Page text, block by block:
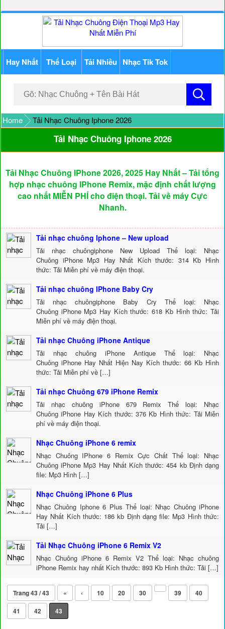
Hay Nhất Thể Loại Tải Nhiều Nhạc Tik Tok
Home Tải Nhạc Chuông Iphone 2026
Tải Nhạc Chuông Iphone 2026
Tải Nhạc Chuông IPhone 2026, 2025 Hay Nhất – Tải tổng
hợp nhạc chuông IPhone Remix, mặc định chất lượng
cao nhất MIỄN PHÍ cho điện thoại. Tải về máy Cực
Nhanh.
Tải nhạc chuông Iphone – New upload
Tải nhạc chuôngiphone New Upload Thể loại: Nhạc
Chuông iPhone Mp3 Hay Nhất Kích thước: 314 Kb Hình
thức: Tải Miễn phí về máy điện thoại.
Tải nhạc chuông IPhone Baby Cry
Tải nhạc chuôngiphone Baby Cry Thể loại: Nhạc
Chuông iPhone Mp3 Hay Kích thước: 618 Kb Hình thức: Tải
Miễn phí về máy điện thoại.
Tải nhạc Chuông iPhone Antique
Tải nhạc chuông iPhone Antique Thể loại: Nhạc
Chuông iPhone Hay Nhất Hiện Nay Kích thước: 66 Kb Hình
thức: Tải Miễn phí về […]
Tải nhạc Chuông 679 iPhone Remix
Tải nhạc chuông iPhone 679 Remix Thể loại: Nhạc
Chuông iPhone Hay Kích thước: 376 Kb Hình thức: Tải Miễn
phí về máy điện thoại.
Nhạc Chuông iPhone 6 remix
Nhạc Chuông IPhone 6 Remix Cực Chất Thể loại: Nhạc
Chuông iPhone Mp3 Hay Nhất Kích thước: 454 kb Định dạng
file: Mp3 Hình […]
Nhạc Chuông iPhone 6 Plus
Nhạc Chuông Iphone 6 Plus Thể loại: Nhạc Chuông iPhone
Hay Nhất Kích thước: 186 kb Định dạng file: Mp3 Hình thức:
Tải […]
Tải Nhạc Chuông iPhone 6 Remix V2
Nhạc Chuông iPhone 6 Remix V2 Thể loại: Nhạc chuông
iPhone Remix hay nhất Kích thước: 893 Kb Hình thức: Tải […]
Trang 43 / 43 « ‹ 10 20 30 39
40
41
42 43